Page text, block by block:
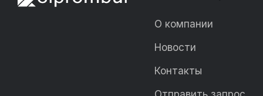
О компании
Новости
Контакты